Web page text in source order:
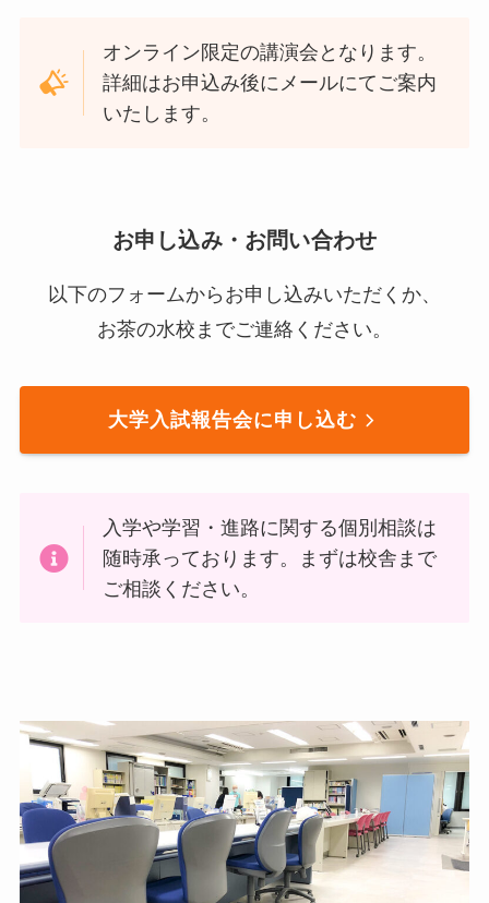
オンライン限定の講演会となります。
詳細はお申込み後にメールにてご案内
いたします。
お申し込み・お問い合わせ
以下のフォームからお申し込みいただくか、
お茶の水校までご連絡ください。
大学入試報告会に申し込む
入学や学習・進路に関する個別相談は
随時承っております。まずは校舎まで
ご相談ください。